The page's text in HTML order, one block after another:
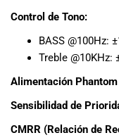
Control de Tono:
BASS @100Hz:
Treble @10KHz:
Alimentación
Sensibilidad de
CMRR (Relación de